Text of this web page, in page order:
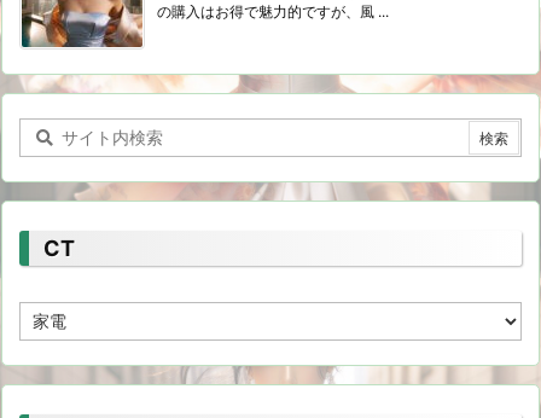
の購入はお得で魅力的ですが、風 ...
CT
CT